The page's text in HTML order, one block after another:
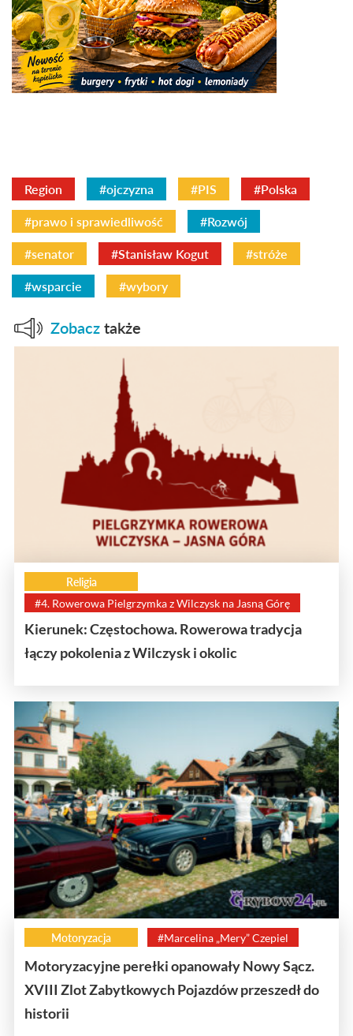
Region #ojczyzna #PIS #Polska
#prawo i sprawiedliwość #Rozwój
#senator #Stanisław Kogut #stróże
#wsparcie #wybory
Zobacz także
Religia
#4. Rowerowa Pielgrzymka z Wilczysk na Jasną Górę
Kierunek: Częstochowa. Rowerowa tradycja
łączy pokolenia z Wilczysk i okolic
Motoryzacja #Marcelina „Mery” Czepiel
Motoryzacyjne perełki opanowały Nowy Sącz.
XVIII Zlot Zabytkowych Pojazdów przeszedł do
historii